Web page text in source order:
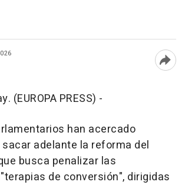
(EUROPA PRESS) -
han acercado
adelante la reforma del
busca penalizar las
de conversión", dirigidas